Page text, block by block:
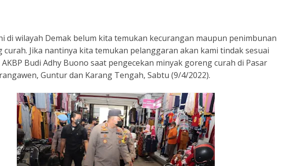
di wilayah Demak belum kita temukan kecurangan maupun penimbunan
curah. Jika nantinya kita temukan pelanggaran akan kami tindak sesuai
Budi Adhy Buono saat pengecekan minyak goreng curah di Pasar
Guntur dan Karang Tengah, Sabtu (9/4/2022).